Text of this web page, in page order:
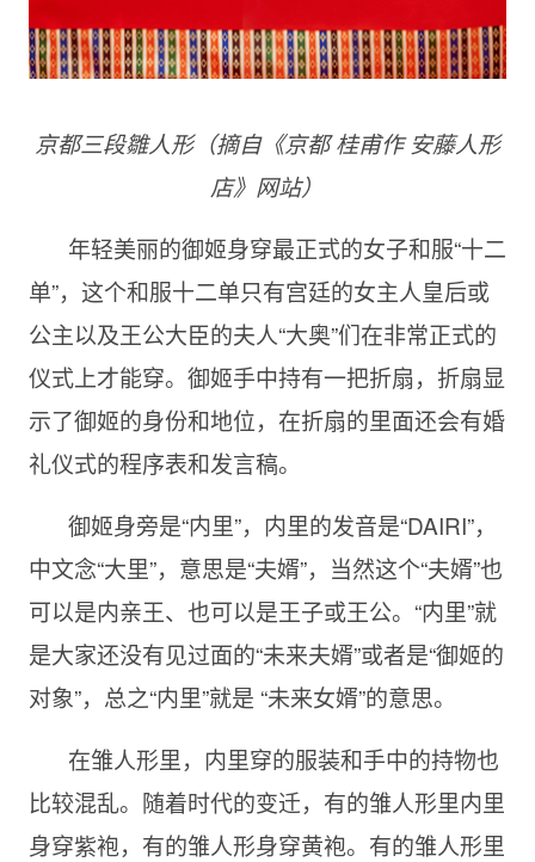
京都三段雛人形（摘自《京都 桂甫作 安藤人形
店》网站）
年轻美丽的御姬身穿最正式的女子和服“十二
单”，这个和服十二单只有宫廷的女主人皇后或
公主以及王公大臣的夫人“大奥”们在非常正式的
仪式上才能穿。御姬手中持有一把折扇，折扇显
示了御姬的身份和地位，在折扇的里面还会有婚
礼仪式的程序表和发言稿。
御姬身旁是“内里”，内里的发音是“DAIRI”，
中文念“大里”，意思是“夫婿”，当然这个“夫婿”也
可以是内亲王、也可以是王子或王公。“内里”就
是大家还没有见过面的“未来夫婿”或者是“御姬的
对象”，总之“内里”就是 “未来女婿”的意思。
在雏人形里，内里穿的服装和手中的持物也
比较混乱。随着时代的变迁，有的雏人形里内里
身穿紫袍，有的雏人形身穿黄袍。有的雏人形里